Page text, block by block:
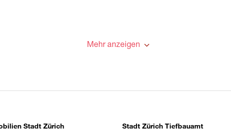
Mehr anzeigen
Stadt Zürich
Stadt Zürich Tiefbauamt